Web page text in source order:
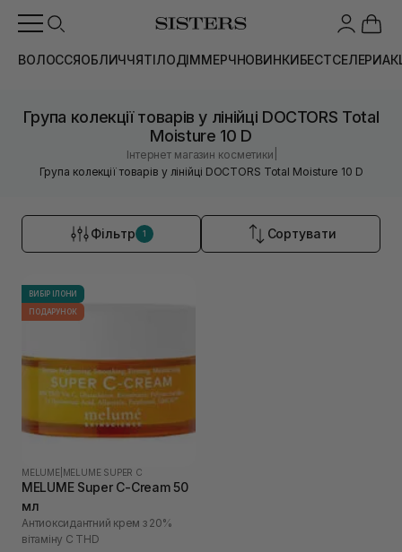
ВОЛОССЯОБЛИЧЧЯТІЛОДІММЕРЧНОВИНКИБЕСТСЕЛЕРИ
Група колекції товарів у лінійці DOCTORS Total
Moisture 10 D
Інтернет магазин косметики
Група колекції товарів у лінійці DOCTORS Total Moisture 10 D
Фільтр 1 Сортувати
ВИБІР ІЛОНИ
ПОДАРУНОК
MELUME MELUME SUPER C
MELUME Super C-Cream 50
мл
Антиоксидантний крем з 20%
вітаміну С THD